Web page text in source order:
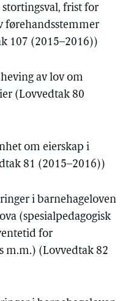
frist for
førehandsstemmer
107 (2015–2016))
av lov om
(Lovvedtak 80
om eierskap i
81 (2015–2016))
i barnehageloven
(spesialpedagogisk
for
m.m.) (Lovvedtak 82